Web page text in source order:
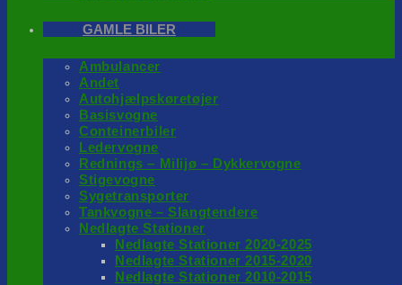
GAMLE BILER
Ambulancer
Andet
Autohjælpskøretøjer
Basisvogne
Conteinerbiler
Ledervogne
Rednings – Milijø – Dykkervogne
Stigevogne
Sygetransporter
Tankvogne – Slangtendere
Nedlagte Stationer
Nedlagte Stationer 2020-2025
Nedlagte Stationer 2015-2020
Nedlagte Stationer 2010-2015